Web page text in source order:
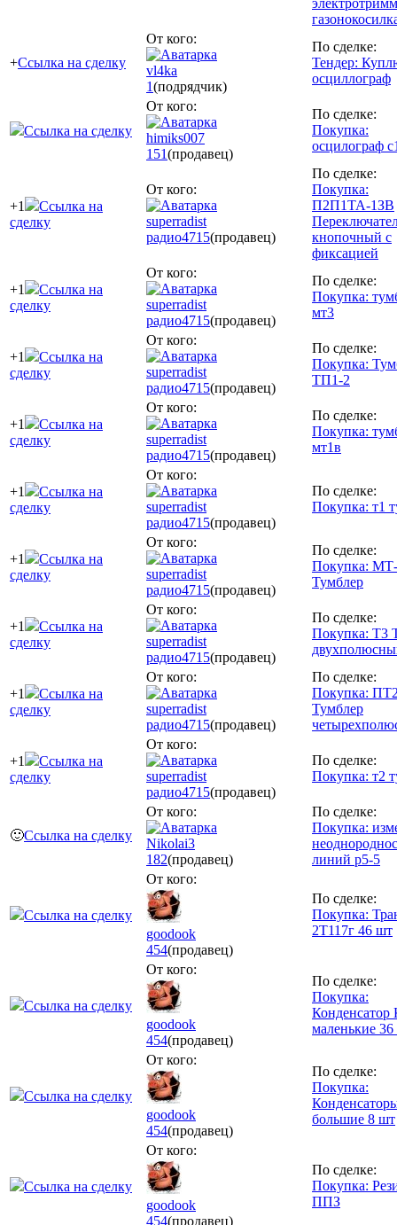
+Ссылка на сделку
От кого:
vl4ka
1(подрядчик)
По сделке:
Тендер:
осциллограф
Ссылка на сделку
От кого:
himiks007
151(продавец)
По сделке:
Покупка:
осцилограф
+1
Ссылка на
сделку
От кого:
superradist
радио4715(продавец)
По сделке:
Покупка:
П2П1ТА-1ЗВ
кнопочный с
фиксацией
+1
Ссылка на
сделку
От кого:
superradist
радио4715(продавец)
По сделке:
Покупка:
мт3
+1
Ссылка на
сделку
От кого:
superradist
радио4715(продавец)
По сделке:
Покупка:
ТП1-2
+1
Ссылка на
сделку
От кого:
superradist
радио4715(продавец)
По сделке:
Покупка:
мт1в
+1
Ссылка на
сделку
От кого:
superradist
радио4715(продавец)
По сделке:
Покупка: т1
+1
Ссылка на
сделку
От кого:
superradist
радио4715(продавец)
По сделке:
Покупка:
Тумблер
+1
Ссылка на
сделку
От кого:
superradist
радио4715(продавец)
По сделке:
Покупка: Т3
+1
Ссылка на
сделку
От кого:
superradist
радио4715(продавец)
По сделке:
Покупка:
Тумблер
+1
Ссылка на
сделку
От кого:
superradist
радио4715(продавец)
По сделке:
Покупка: т2
🙂Ссылка на сделку
От кого:
Nikolai3
182(продавец)
По сделке:
Покупка:
линий р5-5
Ссылка на сделку
От кого:
goodook
454(продавец)
По сделке:
Покупка:
2Т117г 46 шт
Ссылка на сделку
От кого:
goodook
454(продавец)
По сделке:
Покупка:
Конденсатор
маленькие
Ссылка на сделку
От кого:
goodook
454(продавец)
По сделке:
Покупка:
большие 8 шт
Ссылка на сделку
От кого:
goodook
454(продавец)
По сделке:
Покупка:
ППЗ